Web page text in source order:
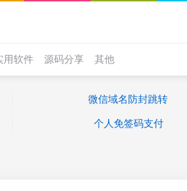
用软件 源码分享 其他
微信域名防封跳转
个人免签码支付